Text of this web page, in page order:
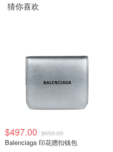
猜你喜欢
$497.00 $656.00
Balenciaga 印花摁扣钱包